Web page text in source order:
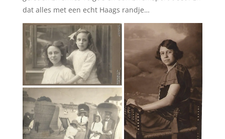
dat alles met een echt Haags randje…